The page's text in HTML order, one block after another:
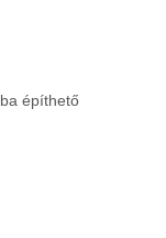
építhető